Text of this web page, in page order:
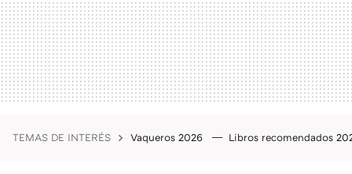
TEMAS DE INTERÉS Vaqueros 2026 Libros recomendados